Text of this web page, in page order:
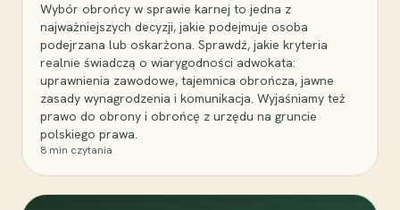
Wybór obrońcy w sprawie karnej to jedna z
najważniejszych decyzji, jakie podejmuje osoba
podejrzana lub oskarżona. Sprawdź, jakie kryteria
realnie świadczą o wiarygodności adwokata:
uprawnienia zawodowe, tajemnica obrończa, jawne
zasady wynagrodzenia i komunikacja. Wyjaśniamy też
prawo do obrony i obrońcę z urzędu na gruncie
polskiego prawa.
8 min czytania